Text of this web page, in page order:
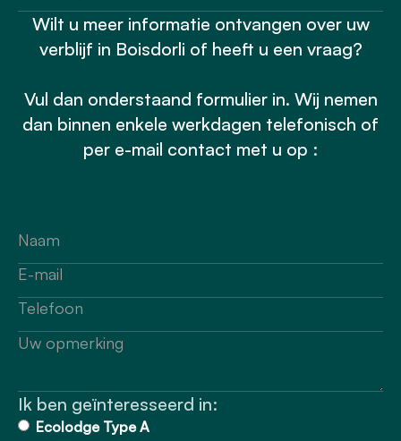
Wilt u meer informatie ontvangen over uw
verblijf in Boisdorli of heeft u een vraag?
Vul dan onderstaand formulier in. Wij nemen
dan binnen enkele werkdagen telefonisch of
per e-mail contact met u op :
Ik ben geïnteresseerd in:
Ecolodge Type A